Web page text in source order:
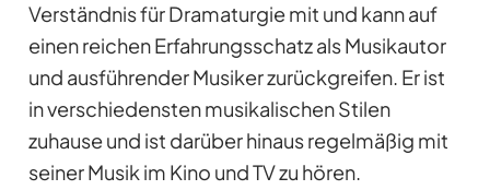
Verständnis für Dramaturgie mit und kann auf
einen reichen Erfahrungsschatz als Musikautor
und ausführender Musiker zurückgreifen. Er ist
in verschiedensten musikalischen Stilen
zuhause und ist darüber hinaus regelmäßig mit
seiner Musik im Kino und TV zu hören.